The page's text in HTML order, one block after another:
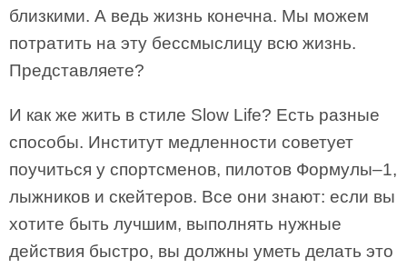
близкими. А ведь жизнь конечна. Мы можем
потратить на эту бессмыслицу всю жизнь.
Представляете?
И как же жить в стиле Slow Life? Есть разные
способы. Институт медленности советует
поучиться у спортсменов, пилотов Формулы–1,
лыжников и скейтеров. Все они знают: если вы
хотите быть лучшим, выполнять нужные
действия быстро, вы должны уметь делать это